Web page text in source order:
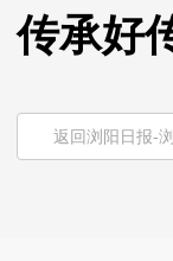
传承好
返回浏阳日报-